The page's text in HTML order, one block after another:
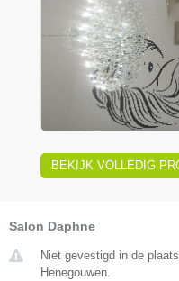
BEKIJK VOLLEDIG
Salon Daphne
Niet gevestigd in de
Henegouwen.